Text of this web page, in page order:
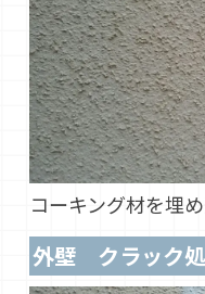
コーキング材を埋
外壁 クラック